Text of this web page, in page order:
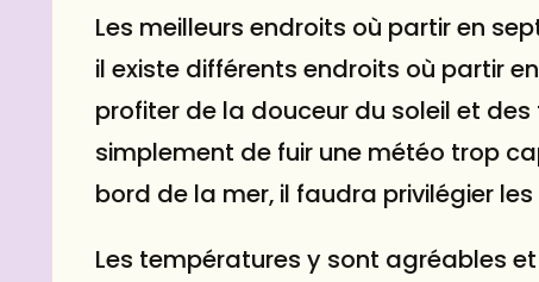
Les meilleurs endroits où partir en
il existe différents endroits où partir
profiter de la douceur du soleil et
simplement de fuir une météo trop
bord de la mer, il faudra privilégier
Les températures y sont agréables